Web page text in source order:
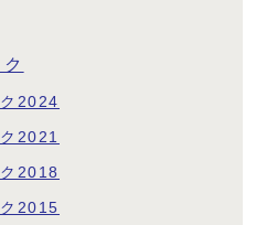
2024
2021
2018
2015